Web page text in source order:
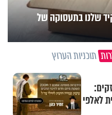
שלנו בתעסוקה של
תוכניות הערוץ
לאלפי